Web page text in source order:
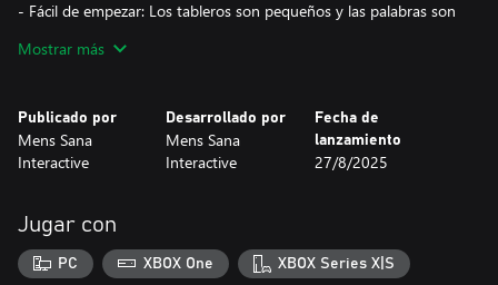
- Fácil de empezar: Los tableros son pequeños y las palabras son
fácil!
- Un desafío para maestros del idioma: Los niveles más
avanzados pondrán a prueba tu atención y habilidades de
resolución de problemas de lógica.
El juego está disponible solo en inglés.
Mostrar más
Publicado por
Mens Sana
Interactive
Desarrollado por
Mens Sana
Interactive
Fecha de
lanzamiento
27/8/2025
Jugar con
PC XBOX One XBOX Series X|S